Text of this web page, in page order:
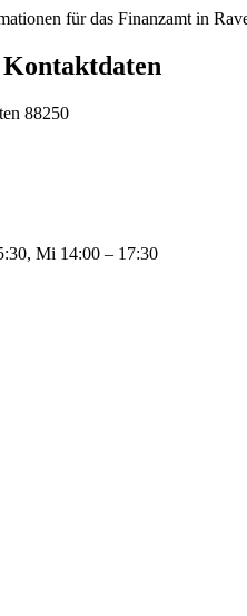
für das Finanzamt in
Kontaktdaten
88250
Mi 14:00 – 17:30